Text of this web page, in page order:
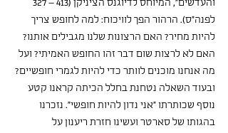
לפנה"ס). הרהור הפך לוויכוח: למה לחופש צריך
להיות מחיר? האם הרצונות שלנו מגבילים אותנו?
האם לא לרצות שום דבר זהו החופש האמיתי? ועל
מה אנחנו מוכנים לוותר כדי להיות לגמרי חופשיים?
ובעוד השאלה נטחנת בחלל הכיתה קראנו קטע
נוסף שכותרתו "אני נדון להיות חופשי". נזכרנו
בהגותו של סארטר ועשינו חזרת ריענון על